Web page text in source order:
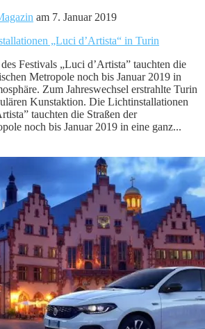
am 7. Januar 2019
„Luci d’Artista“ in Turin
Festivals „Luci d’Artista” tauchten die
Metropole noch bis Januar 2019 in
Zum Jahreswechsel erstrahlte Turin
Kunstaktion. Die Lichtinstallationen
tauchten die Straßen der
noch bis Januar 2019 in eine ganz...